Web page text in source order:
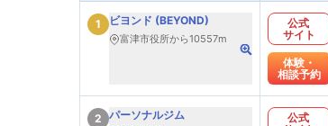
1 ビヨンド (BEYOND)
富津市役所から10557m
公式
サイト
体験・
相談予約
2 パーソナルジム
公式